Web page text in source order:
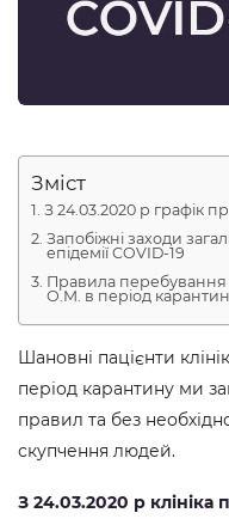
Зміст
З 24.03.2020 р графік
Запобіжні заходи
епідемії COVID-19
Правила перебування
О.М. в період
Шановні пацієнти
період карантину ми
правил та без
скупчення людей.
З 24.03.2020 р